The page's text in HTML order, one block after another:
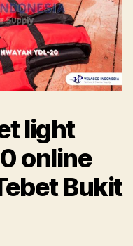
light
online
Bukit